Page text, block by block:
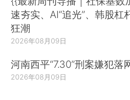
速夯实、AI“追光”、韩股杠
狂潮
2026年08月09日
河南西平“7.30”刑案嫌犯落
2026年08月09日